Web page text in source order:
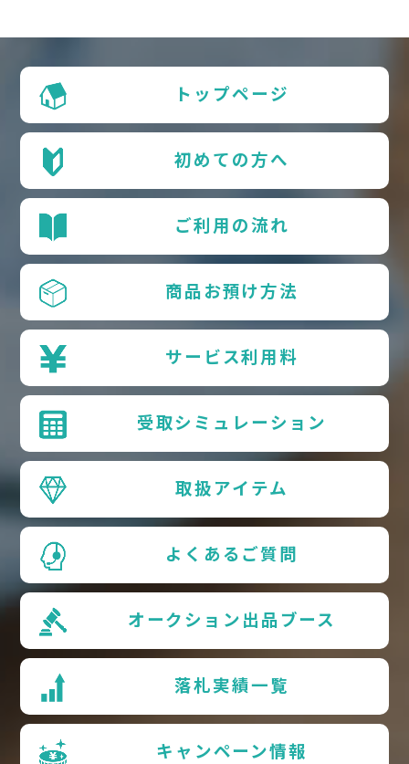
トップページ
初めての方へ
ご利用の流れ
商品お預け方法
サービス利用料
受取シミュレーション
取扱アイテム
よくあるご質問
オークション出品ブース
落札実績一覧
キャンペーン情報